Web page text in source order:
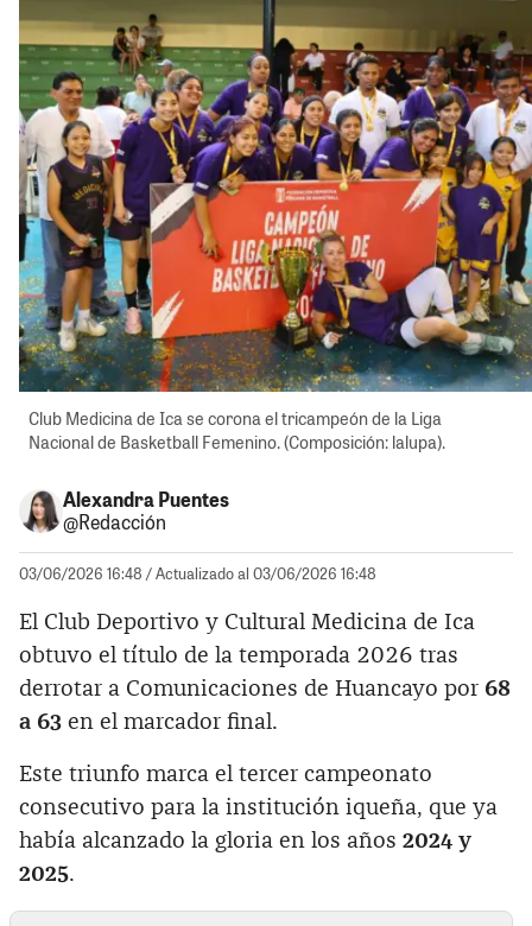
Club Medicina de Ica se corona el tricampeón de la Liga
Nacional de Basketball Femenino. (Composición: lalupa).
Alexandra Puentes
@Redacción
03/06/2026 16:48 / Actualizado al 03/06/2026 16:48
El Club Deportivo y Cultural Medicina de Ica
obtuvo el título de la temporada 2026 tras
derrotar a Comunicaciones de Huancayo por 68
a 63 en el marcador final.
Este triunfo marca el tercer campeonato
consecutivo para la institución iqueña, que ya
había alcanzado la gloria en los años 2024 y
2025.